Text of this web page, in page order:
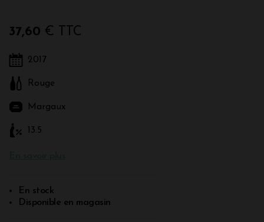
37,60 € TTC
2017
Rouge
Margaux
13.5
En stock
Disponible en magasin